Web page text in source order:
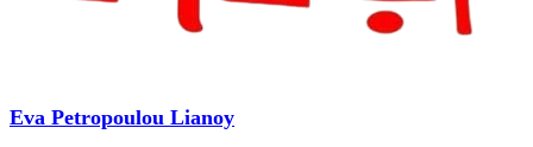
Eva Petropoulou Lianoy